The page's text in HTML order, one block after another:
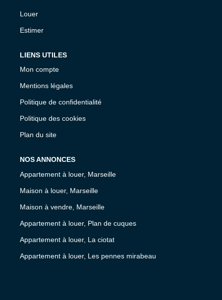
Louer
Estimer
LIENS UTILES
Mon compte
Mentions légales
Politique de confidentialité
Politique des cookies
Plan du site
NOS ANNONCES
Appartement à louer, Marseille
Maison à louer, Marseille
Maison à vendre, Marseille
Appartement à louer, Plan de cuques
Appartement à louer, La ciotat
Appartement à louer, Les pennes mirabeau